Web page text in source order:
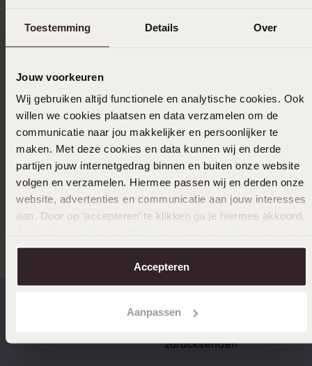
Toestemming Details Over
Jouw voorkeuren
Wij gebruiken altijd functionele en analytische cookies. Ook
willen we cookies plaatsen en data verzamelen om de
communicatie naar jou makkelijker en persoonlijker te
maken. Met deze cookies en data kunnen wij en derde
partijen jouw internetgedrag binnen en buiten onze website
volgen en verzamelen. Hiermee passen wij en derden onze
website, advertenties en communicatie aan jouw interesses
aan. Door op ‘accepteren’ te klikken ga je hiermee akkoord.
over in onscookiebeleid.
Accepteren
Aanpassen
Lieferung und Rückgabe
Ausverkauft
Das könnte dir gefallen
Andere kauften auch
zurücksenden